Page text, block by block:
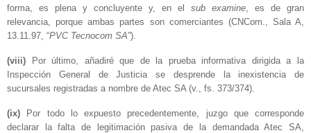
forma, es plena y concluyente y, en el sub examine, es de gran
relevancia, porque ambas partes son comerciantes (CNCom., Sala A,
13.11.97, “PVC Tecnocom SA”).
(viii)
Por último, añadiré que de la prueba informativa dirigida a la
Inspección General de Justicia se desprende la inexistencia de
sucursales registradas a nombre de Atec SA (v., fs. 373/374).
(ix) Por todo lo expuesto precedentemente, juzgo que corresponde
declarar la falta de legitimación pasiva de la demandada Atec SA,